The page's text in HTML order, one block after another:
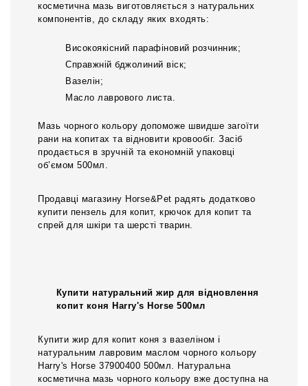
косметична мазь виготовляється з натуральних
компонентів, до складу яких входять:
Високоякісний парафіновий розчинник;
Справжній бджолиний віск;
Вазелін;
Масло лаврового листа.
Мазь чорного кольору допоможе швидше загоїти
рани на копитах та відновити кровообіг. Засіб
продається в зручній та економній упаковці
об’ємом 500мл.
Продавці магазину Horse&Pet радять додатково
купити пензель для копит, крючок для копит та
спрей для шкіри та шерсті тварин.
Купити натуральний жир для відновлення
копит коня Harry's Horse 500мл
Купити жир для копит коня з вазеліном і
натуральним лавровим маслом чорного кольору
Harry's Horse 37900400 500мл. Натуральна
косметична мазь чорного кольору вже доступна на